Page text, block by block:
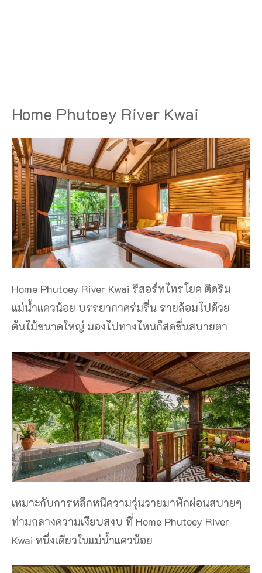
Home Phutoey River Kwai
Home Phutoey River Kwai รีสอร์ทไทรโยค ติดริม
แม่น้ำแควน้อย บรรยากาศร่มรื่น รายล้อมไปด้วย
ต้นไม้ขนาดใหญ่ มองไปทางไหนก็สดชื่นสบายตา
เหมาะกับการหลีกหนีความวุ่นวายมาพักผ่อนสบายๆ
ท่ามกลางความเงียบสงบ ที่ Home Phutoey River
Kwai หนึ่งเดียวในแม่น้ำแควน้อย